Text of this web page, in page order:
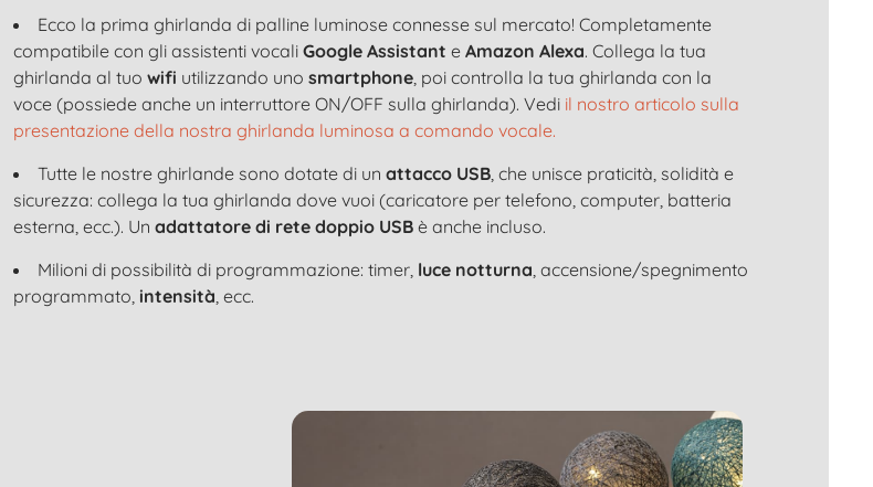
Ecco la prima ghirlanda di palline luminose connesse sul mercato! Completamente
compatibile con gli assistenti vocaliGoogle Assistant eAmazon Alexa. Collega la tua
ghirlanda al tuowifi utilizzando unosmartphone, poi controlla la tua ghirlanda con la
voce (possiede anche un interruttore ON/OFF sulla ghirlanda). Vedi il nostro articolo sulla
presentazione della nostra ghirlanda luminosa a comando vocale.
Tutte le nostre ghirlande sono dotate di unattacco USB, che unisce praticità, solidità e
sicurezza: collega la tua ghirlanda dove vuoi (caricatore per telefono, computer, batteria
esterna, ecc.). Unadattatore di rete doppio USB è anche incluso.
Milioni di possibilità di programmazione: timer, luce notturna, accensione/spegnimento
programmato, intensità, ecc.